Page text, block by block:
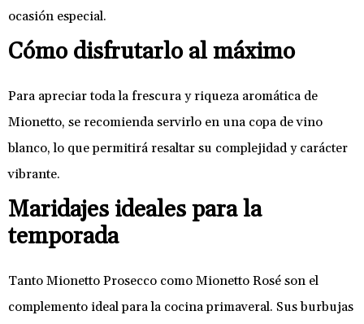
ocasión especial.
Cómo disfrutarlo al máximo
Para apreciar toda la frescura y riqueza aromática de
Mionetto, se recomienda servirlo en una copa de vino
blanco, lo que permitirá resaltar su complejidad y carácter
vibrante.
Maridajes ideales para la
temporada
Tanto Mionetto Prosecco como Mionetto Rosé son el
complemento ideal para la cocina primaveral. Sus burbujas